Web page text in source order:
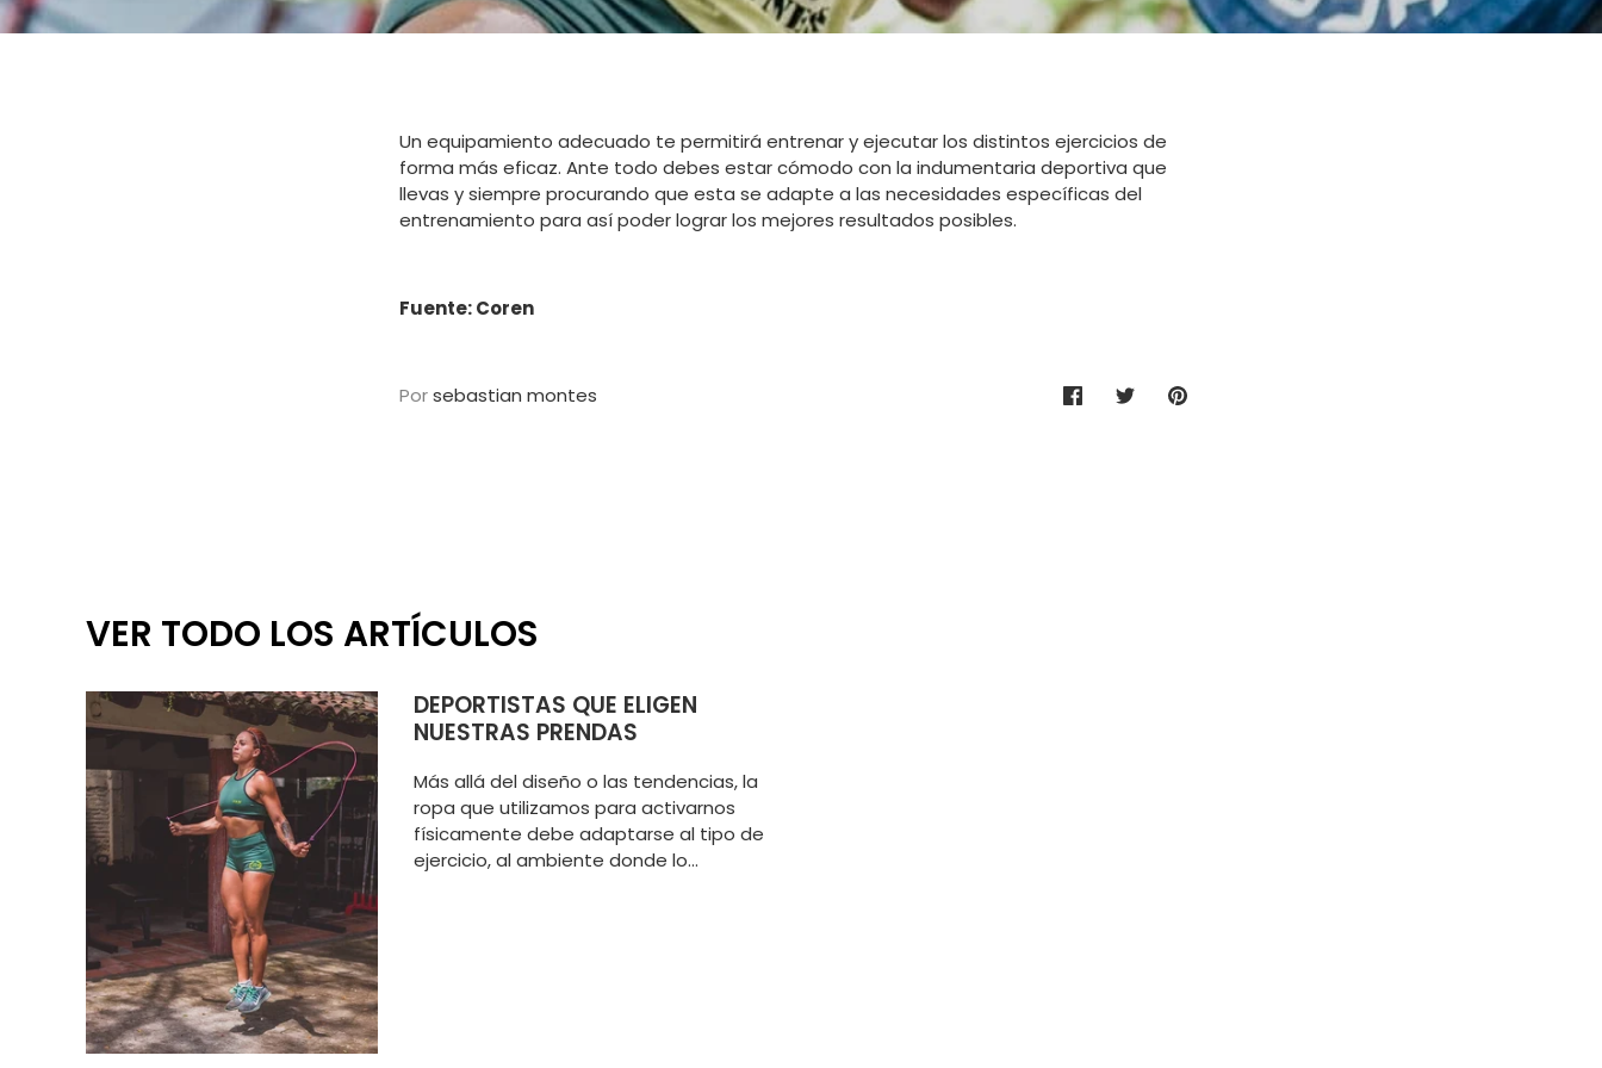
Un equipamiento adecuado te permitirá entrenar y ejecutar los distintos ejercicios de
forma más eficaz. Ante todo debes estar cómodo con la indumentaria deportiva que
llevas y siempre procurando que esta se adapte a las necesidades específicas del
entrenamiento para así poder lograr los mejores resultados posibles.
Fuente: Coren
Porsebastian montes CompartirTuitearHacer
VER TODO LOS ARTÍCULOS
DEPORTISTAS QUE ELIGEN
NUESTRAS PRENDAS
Más allá del diseño o las tendencias, la
ropa que utilizamos para activarnos
físicamente debe adaptarse al tipo de
ejercicio, al ambiente donde lo...